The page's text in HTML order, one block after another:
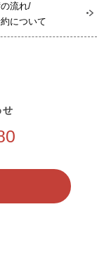
流れ/
について
せ